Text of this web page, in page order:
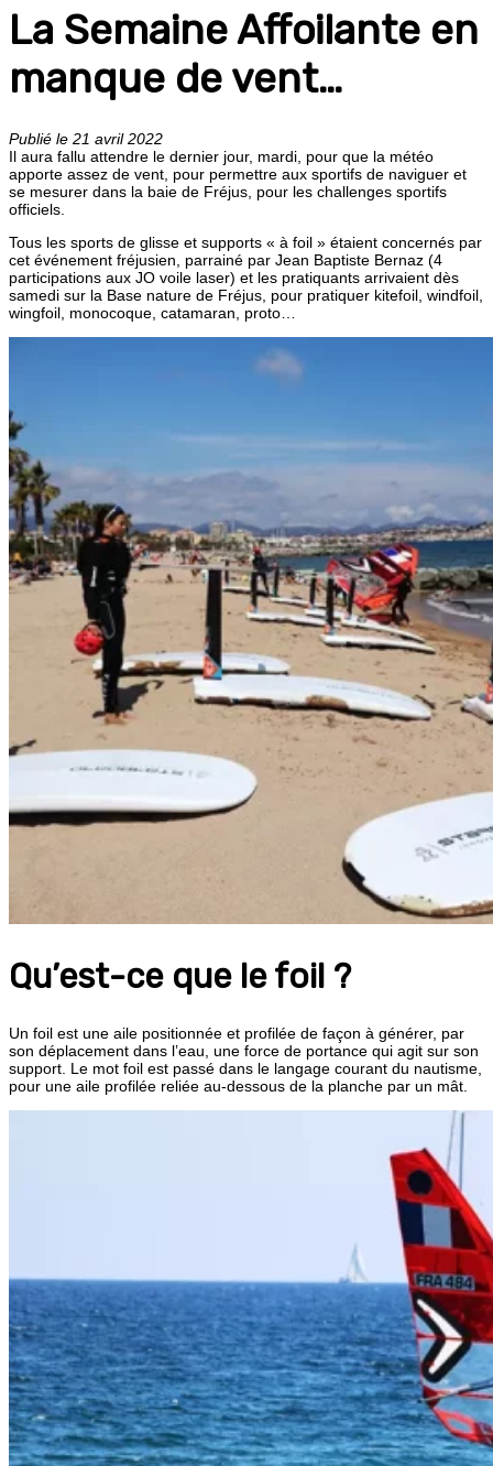
La Semaine Affoilante en
manque de vent…
Publié le 21 avril 2022
Il aura fallu attendre le dernier jour, mardi, pour que la météo
apporte assez de vent, pour permettre aux sportifs de naviguer et
se mesurer dans la baie de Fréjus, pour les challenges sportifs
officiels.
Tous les sports de glisse et supports « à foil » étaient concernés par
cet événement fréjusien, parrainé par Jean Baptiste Bernaz (4
participations aux JO voile laser) et les pratiquants arrivaient dès
samedi sur la Base nature de Fréjus, pour pratiquer kitefoil, windfoil,
wingfoil, monocoque, catamaran, proto…
Qu’est-ce que le foil ?
Un foil est une aile positionnée et profilée de façon à générer, par
son déplacement dans l’eau, une force de portance qui agit sur son
support. Le mot foil est passé dans le langage courant du nautisme,
pour une aile profilée reliée au-dessous de la planche par un mât.